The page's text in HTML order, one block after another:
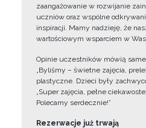
zaangażowanie w rozwijanie
uczniów oraz wspólne
inspiracji. Mamy nadzieję, że
wartościowym wsparciem w
Opinie uczestników mówią
„Byliśmy – świetne zajęcia,
plastyczne. Dzieci były
„Super zajęcia, pełne
Polecamy serdecznie!”
Rezerwacje już trwają